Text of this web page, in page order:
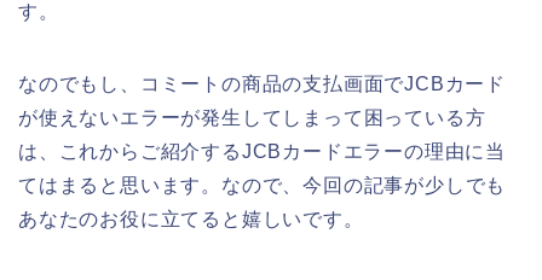
す。
なのでもし、コミートの商品の支払画面でJCBカード
が使えないエラーが発生してしまって困っている方
は、これからご紹介するJCBカードエラーの理由に当
てはまると思います。なので、今回の記事が少しでも
あなたのお役に立てると嬉しいです。